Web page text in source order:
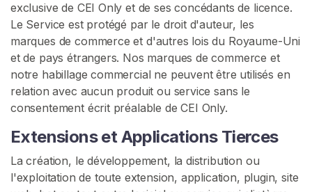
exclusive de CEI Only et de ses concédants de licence.
Le Service est protégé par le droit d'auteur, les
marques de commerce et d'autres lois du Royaume-Uni
et de pays étrangers. Nos marques de commerce et
notre habillage commercial ne peuvent être utilisés en
relation avec aucun produit ou service sans le
consentement écrit préalable de CEI Only.
Extensions et Applications Tierces
La création, le développement, la distribution ou
l'exploitation de toute extension, application, plugin, site